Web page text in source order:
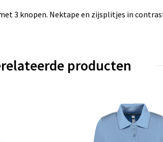
3 knopen. Nektape en zijsplitjes in
producten